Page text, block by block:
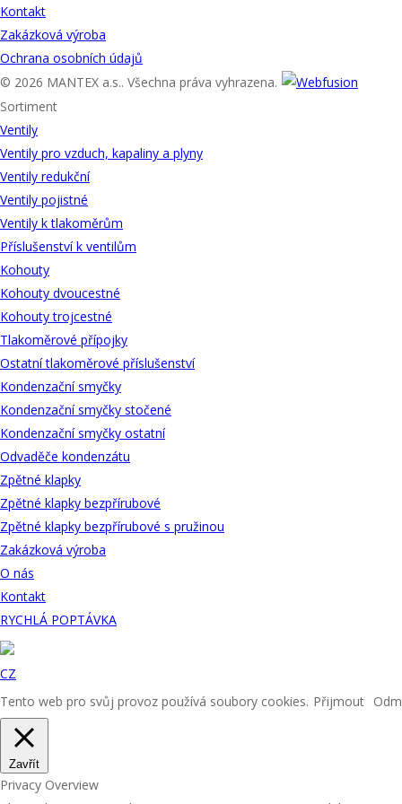
Kontakt
Zakázková výroba
Ochrana osobních údajů
© 2026 MANTEX a.s.. Všechna práva vyhrazena.
Sortiment
Ventily
Ventily pro vzduch, kapaliny a plyny
Ventily redukční
Ventily pojistné
Ventily k tlakoměrům
Příslušenství k ventilům
Kohouty
Kohouty dvoucestné
Kohouty trojcestné
Tlakoměrové přípojky
Ostatní tlakoměrové příslušenství
Kondenzační smyčky
Kondenzační smyčky stočené
Kondenzační smyčky ostatní
Odvaděče kondenzátu
Zpětné klapky
Zpětné klapky bezpřírubové
Zpětné klapky bezpřírubové s pružinou
Zakázková výroba
O nás
Kontakt
RYCHLÁ POPTÁVKA
CZ
Tento web pro svůj provoz používá soubory cookies. Přijmout
Zavřít
Privacy Overview